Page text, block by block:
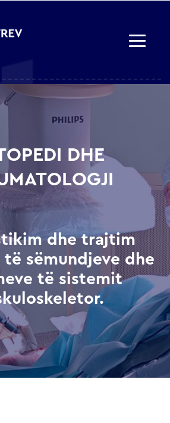
DHE
dhe trajtim
sëmundjeve dhe
të sistemit